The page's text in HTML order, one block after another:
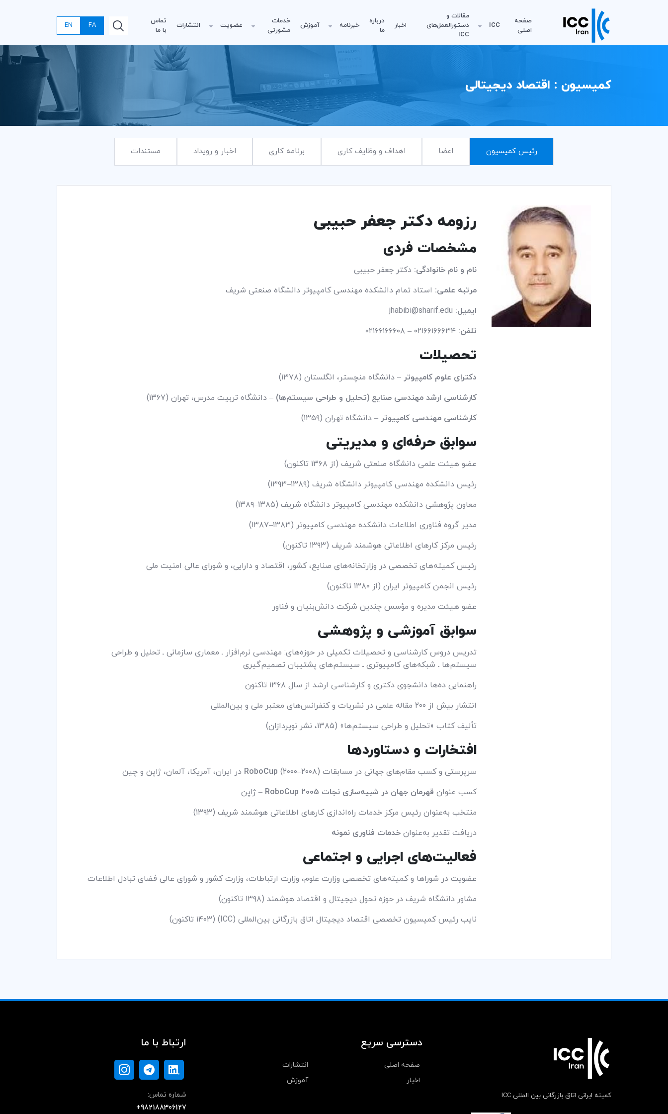
صفحه
اصلی
ICC
مقالات و
دستورالعمل‌های
ICC
اخبار
درباره
ما
خبرنامه آموزش
خدمات
مشورتی
عضویت انتشارات
تماس
با ما
FA
EN
کمیسیون : اقتصاد دیجیتالی
رئیس کمیسیون اعضا اهداف و وظایف کاری برنامه کاری اخبار و رویداد مستندات
رزومه دکتر جعفر حبیبی
مشخصات فردی
نام و نام خانوادگی: دکتر جعفر حبیبی
مرتبه علمی: استاد تمام دانشکده مهندسی کامپیوتر دانشگاه صنعتی شریف
ایمیل:
تلفن:
تحصیلات
دکترای علوم کامپیوتر – دانشگاه منچستر، انگلستان (۱۳۷۸)
کارشناسی ارشد مهندسی صنایع (تحلیل و طراحی سیستم‌ها) – دانشگاه تربیت مدرس، تهران (۱۳۶۷)
کارشناسی مهندسی کامپیوتر – دانشگاه تهران (۱۳۵۹)
سوابق حرفه‌ای و مدیریتی
عضو هیئت علمی دانشگاه صنعتی شریف (از ۱۳۶۸ تاکنون)
رئیس دانشکده مهندسی کامپیوتر دانشگاه شریف (۱۳۸۹–۱۳۹۳)
معاون پژوهشی دانشکده مهندسی کامپیوتر دانشگاه شریف (۱۳۸۵–۱۳۸۹)
مدیر گروه فناوری اطلاعات دانشکده مهندسی کامپیوتر (۱۳۸۳–۱۳۸۷)
رئیس مرکز کارهای اطلاعاتی هوشمند شریف (۱۳۹۳ تاکنون)
رئیس کمیته‌های تخصصی در وزارتخانه‌های صنایع، کشور، اقتصاد و دارایی، و شورای عالی امنیت ملی
رئیس انجمن کامپیوتر ایران (از ۱۳۸۰ تاکنون)
عضو هیئت مدیره و مؤسس چندین شرکت دانش‌بنیان و فناور
سوابق آموزشی و پژوهشی
تدریس دروس کارشناسی و تحصیلات تکمیلی در حوزه‌های: مهندسی نرم‌افزار ـ معماری سازمانی ـ تحلیل و طراحی
سیستم‌ها ـ شبکه‌های کامپیوتری ـ سیستم‌های پشتیبان تصمیم‌گیری
راهنمایی ده‌ها دانشجوی دکتری و کارشناسی ارشد از سال ۱۳۶۸ تاکنون
انتشار بیش از ۲۰۰ مقاله علمی در نشریات و کنفرانس‌های معتبر ملی و بین‌المللی
تألیف کتاب «تحلیل و طراحی سیستم‌ها» (۱۳۸۵، نشر نوپردازان)
افتخارات و دستاوردها
سرپرستی و کسب مقام‌های جهانی در مسابقات RoboCup (۲۰۰۰–۲۰۰۸) در ایران، آمریکا، آلمان، ژاپن و چین
کسب عنوان قهرمان جهان در شبیه‌سازی نجات RoboCup 2005
– ژاپن
منتخب به‌عنوان رئیس مرکز خدمات راه‌اندازی کارهای اطلاعاتی هوشمند شریف (۱۳۹۳)
دریافت تقدیر به‌عنوان خدمات فناوری نمونه
فعالیت‌های اجرایی و اجتماعی
عضویت در شوراها و کمیته‌های تخصصی وزارت علوم، وزارت ارتباطات، وزارت کشور و شورای عالی فضای تبادل اطلاعات
مشاور دانشگاه شریف در حوزه تحول دیجیتال و اقتصاد هوشمند (۱۳۹۸ تاکنون)
نایب رئیس کمیسیون تخصصی اقتصاد دیجیتال اتاق بازرگانی بین‌المللی (ICC) (۱۴۰۳ تاکنون)
کمیته ایرانی اتاق بازرگانی بین المللی ICC
دسترسی سریع
صفحه اصلی
انتشارات
اخبار
آموزش
ارتباط با ما
شماره تماس:
+982188306127